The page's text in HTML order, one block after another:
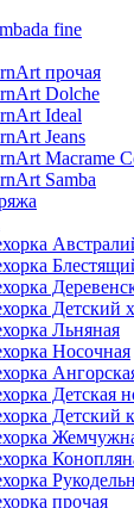
fine
прочая
Dolche
Ideal
Jeans
Macrame
Samba
Детский
Льняная
Носочная
Детская
Детский
прочая